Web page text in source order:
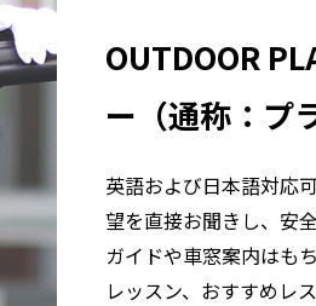
OUTDOOR
ー（通称：プ
英語および日本語対応
望を直接お聞きし、安
ガイドや車窓案内はも
レッスン、おすすめレ